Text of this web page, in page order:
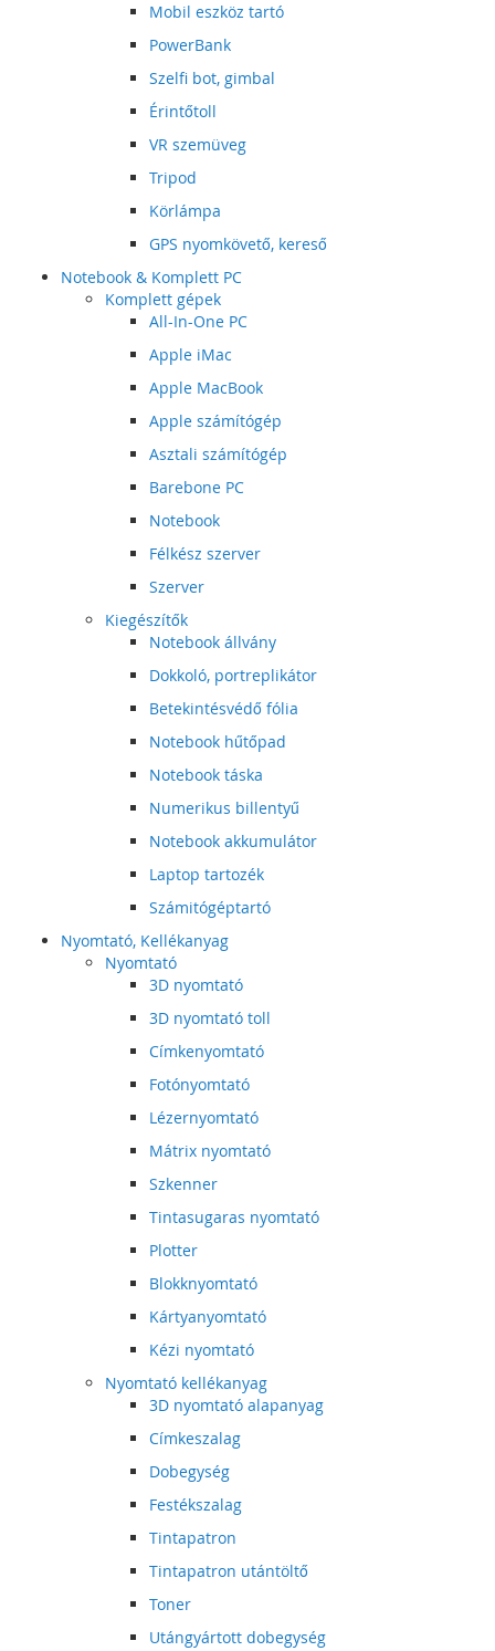
Mobil eszköz tartó
PowerBank
Szelfi bot, gimbal
Érintőtoll
VR szemüveg
Tripod
Körlámpa
GPS nyomkövető, kereső
Notebook & Komplett PC
Komplett gépek
All-In-One PC
Apple iMac
Apple MacBook
Apple számítógép
Asztali számítógép
Barebone PC
Notebook
Félkész szerver
Szerver
Kiegészítők
Notebook állvány
Dokkoló, portreplikátor
Betekintésvédő fólia
Notebook hűtőpad
Notebook táska
Numerikus billentyű
Notebook akkumulátor
Laptop tartozék
Számitógéptartó
Nyomtató, Kellékanyag
Nyomtató
3D nyomtató
3D nyomtató toll
Címkenyomtató
Fotónyomtató
Lézernyomtató
Mátrix nyomtató
Szkenner
Tintasugaras nyomtató
Plotter
Blokknyomtató
Kártyanyomtató
Kézi nyomtató
Nyomtató kellékanyag
3D nyomtató alapanyag
Címkeszalag
Dobegység
Festékszalag
Tintapatron
Tintapatron utántöltő
Toner
Utángyártott dobegység